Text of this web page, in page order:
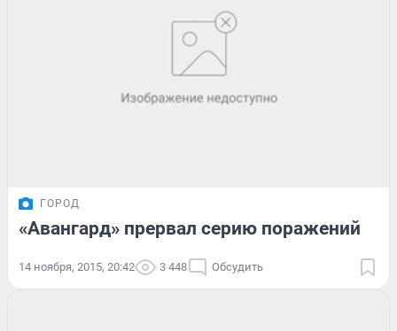
ГОРОД
«Авангард» прервал серию поражений
14 ноября, 2015, 20:42 3 448 Обсудить